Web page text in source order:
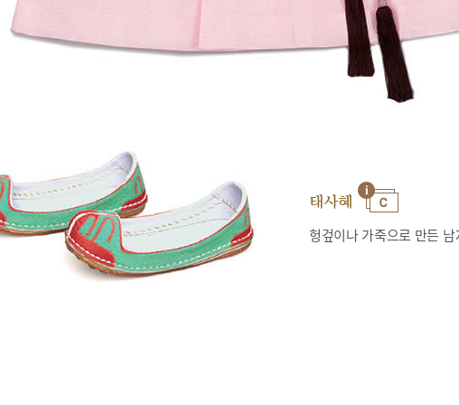
태사혜
헝겊이나 가죽으로 만든